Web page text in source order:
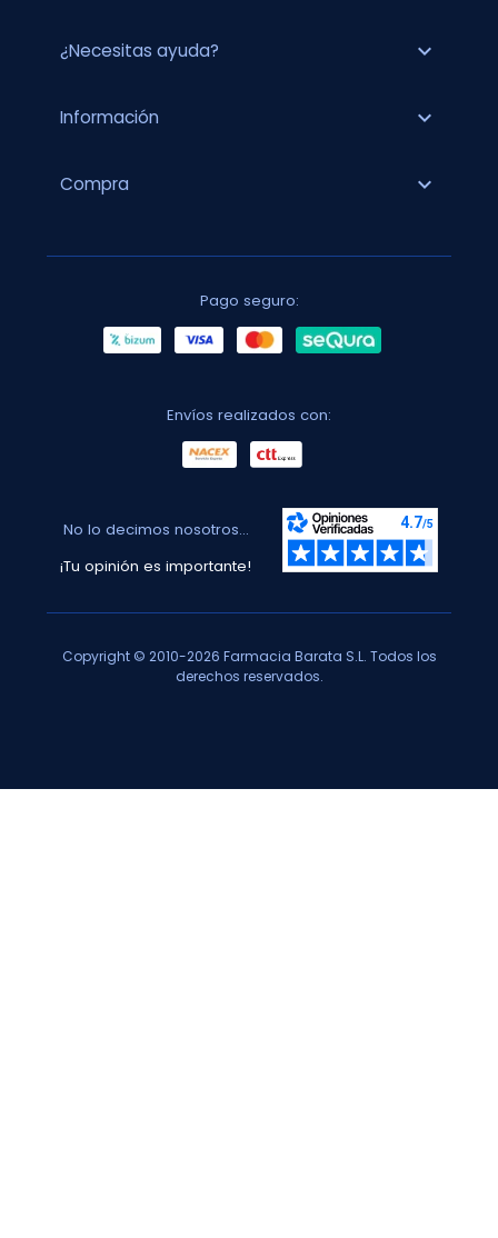
¿Necesitas ayuda? expand_more
Información expand_more
Compra expand_more
Pago seguro:
Envíos realizados con:
No lo decimos nosotros...
¡Tu opinión es importante!
Copyright © 2010-2026 Farmacia Barata S.L. Todos los
derechos reservados.